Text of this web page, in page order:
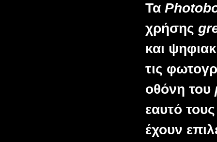
Τα
χρήσης
και
τις
οθόνη του
εαυτό
έχουν